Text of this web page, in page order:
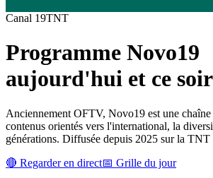
Canal 19TNT
Programme Novo19
aujourd'hui et ce soir
Anciennement OFTV, Novo19 est une
contenus orientés vers l'international, la
générations. Diffusée depuis 2025 sur la TNT
🔴 Regarder en direct📅 Grille du jour